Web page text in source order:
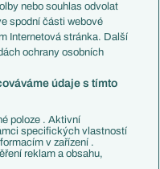
soutěž
nebo souhlas odvolat
spodní části webové
Internetová stránka. Další
ochrany osobních
údaje s tímto
poloze . Aktivní
specifických vlastností
v zařízení .
reklam a obsahu,